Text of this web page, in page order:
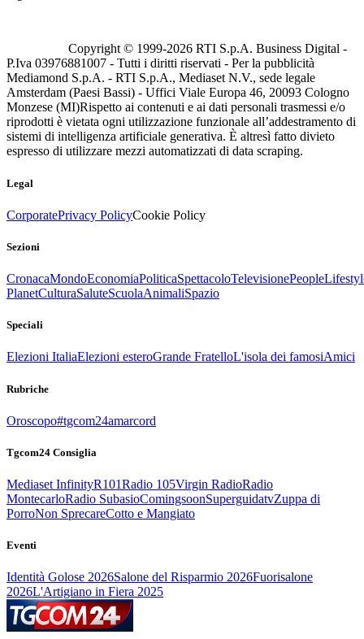
Copyright © 1999-2026 RTI S.p.A. Business Digital -
P.Iva 03976881007 - Tutti i diritti riservati - Per la pubblicità
Mediamond S.p.A. - RTI S.p.A., Mediaset N.V., sede legale
Amsterdam (Paesi Bassi) - Uffici Viale Europa 46, 20093 Cologno
Monzese (MI)Rispetto ai contenuti e ai dati personali trasmessi e/o
riprodotti è vietata ogni utilizzazione funzionale all’addestramento di
sistemi di intelligenza artificiale generativa. È altresì fatto divieto
espresso di utilizzare mezzi automatizzati di data scraping.
Legal
CorporatePrivacy PolicyCookie Policy
Sezioni
CronacaMondoEconomiaPoliticaSpettacoloTelevisionePeople
PlanetCulturaSaluteScuolaAnimaliSpazio
Speciali
Elezioni ItaliaElezioni esteroGrande FratelloL'isola dei famosiAmici
Rubriche
Oroscopo#tgcom24amarcord
Tgcom24 Consiglia
Mediaset InfinityR101Radio 105Virgin RadioRadio
MontecarloRadio SubasioComingsoonSuperguidatvZuppa di
PorroNon SprecareCotto e Mangiato
Eventi
Identità Golose 2026Salone del Risparmio 2026Fuorisalone
2026L'Artigiano in Fiera 2025